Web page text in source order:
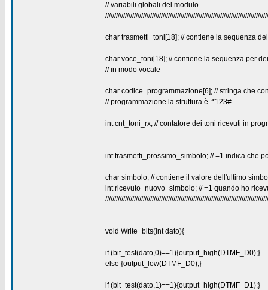
// variabili globali del modulo
char trasmetti_toni[18]; // contiene la sequenza
char voce_toni[18]; // contiene la sequenza per
// in modo vocale
char codice_programmazione[6]; // stringa che
// programmazione la struttura è :*123#
int cnt_toni_rx; // contatore dei toni ricevuti in
int trasmetti_prossimo_simbolo; // =1 indica che
char simbolo; // contiene il valore dell'ultimo
int ricevuto_nuovo_simbolo; // =1 quando ho
void Write_bits(int dato){
if (bit_test(dato,0)==1){output_high(DTMF_D0);}
else {output_low(DTMF_D0);}
if (bit_test(dato,1)==1){output_high(DTMF_D1);}